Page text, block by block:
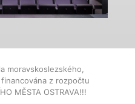
moravskoslezského,
z rozpočtu
MĚSTA OSTRAVA!!!